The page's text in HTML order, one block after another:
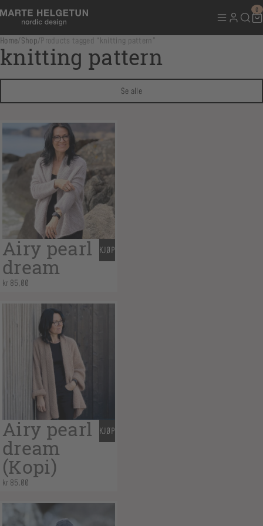
0
Home/Shop/ Products tagged “knitting pattern”
knitting pattern
Se alle
Airy pearl
dream
kr 85,00
KJØP
Airy pearl
dream
(Kopi)
kr 85,00
KJØP